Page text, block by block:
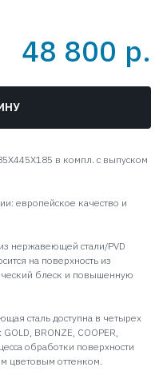
48 800 р.
в компл. с выпуском
европейское качество и
нержавеющей стали/PVD
на поверхность из
блеск и повышенную
сталь доступна в четырех
BRONZE, COOPER,
обработки поверхности
цветовым оттенком.